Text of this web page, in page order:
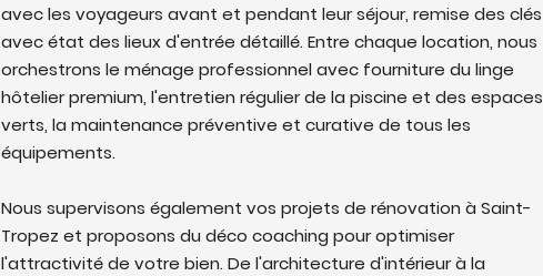
avec les voyageurs avant et pendant leur séjour, remise des clés
avec état des lieux d'entrée détaillé. Entre chaque location, nous
orchestrons le ménage professionnel avec fourniture du linge
hôtelier premium, l'entretien régulier de la piscine et des espaces
verts, la maintenance préventive et curative de tous les
équipements.
Nous supervisons également vos projets de rénovation à Saint-
Tropez et proposons du déco coaching pour optimiser
l'attractivité de votre bien. De l'architecture d'intérieur à la